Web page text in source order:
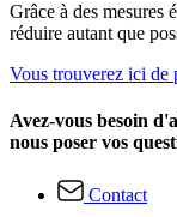
Grâce à des mesures
réduire autant que
Vous trouverez ici de
Avez-vous besoin
nous poser vos
Contact